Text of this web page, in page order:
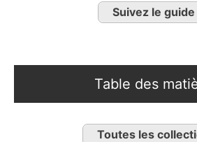
Suivez le guide
Table des
Toutes les